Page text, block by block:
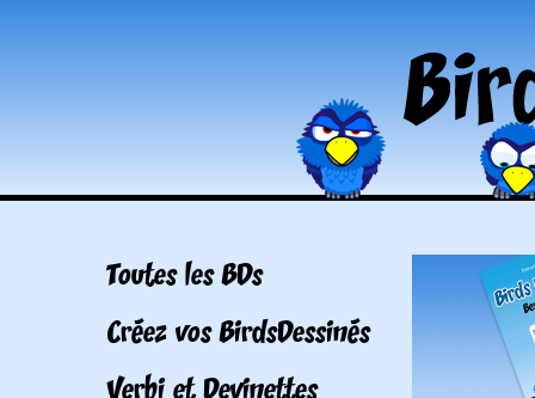
Toutes les BDs
Créez vos BirdsDessinés